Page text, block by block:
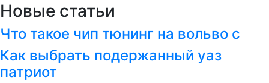
Новые статьи
Что такое чип тюнинг на вольво с
Как выбрать подержанный уаз
патриот